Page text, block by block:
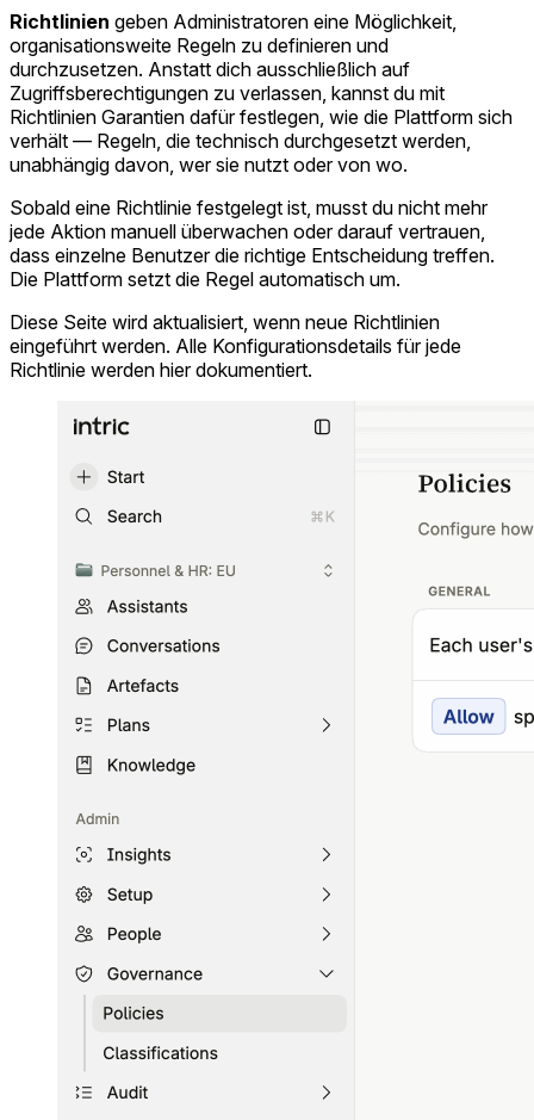
Richtlinien geben Administratoren eine Möglichkeit,
organisationsweite Regeln zu definieren und
durchzusetzen. Anstatt dich ausschließlich auf
Zugriffsberechtigungen zu verlassen, kannst du mit
Richtlinien Garantien dafür festlegen, wie die Plattform sich
verhält — Regeln, die technisch durchgesetzt werden,
unabhängig davon, wer sie nutzt oder von wo.
Sobald eine Richtlinie festgelegt ist, musst du nicht mehr
jede Aktion manuell überwachen oder darauf vertrauen,
dass einzelne Benutzer die richtige Entscheidung treffen.
Die Plattform setzt die Regel automatisch um.
Diese Seite wird aktualisiert, wenn neue Richtlinien
eingeführt werden. Alle Konfigurationsdetails für jede
Richtlinie werden hier dokumentiert.